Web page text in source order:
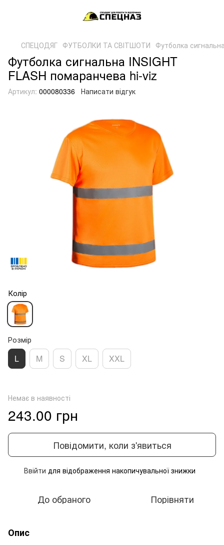
СПЕЦОДЯГ ФУТБОЛКИ ТА СВІТШОТИ Футболка
Футболка сигнальна INSIGHT
FLASH помаранчева hi-viz
Артикул: 000080336 Написати відгук
Колір
Розмір
L M S XL XXL
Немає в наявності
243.00 грн
Повідомити, коли з'явиться
Ввійти для відображення накопичувальної знижки
До обраного Порівняти
Опис